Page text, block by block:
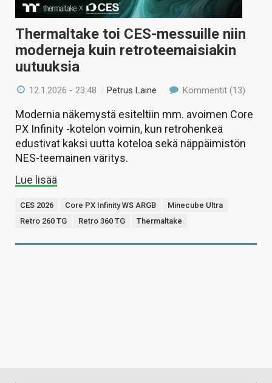
Thermaltake toi CES-messuille niin
moderneja kuin retroteemaisiakin
uutuuksia
12.1.2026 - 23:48 /Petrus Laine Kommentit (13)
Modernia näkemystä esiteltiin mm. avoimen Core
PX Infinity -kotelon voimin, kun retrohenkeä
edustivat kaksi uutta koteloa sekä näppäimistön
NES-teemainen väritys.
Lue lisää
CES 2026 Core PX Infinity WS ARGB
Minecube Ultra
Retro 260 TG
Retro 360 TG Thermaltake